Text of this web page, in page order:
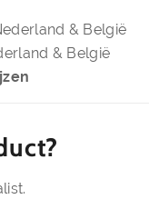
& België
& België